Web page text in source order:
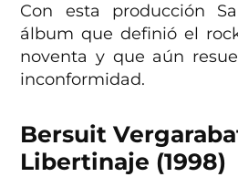
Con esta producción
álbum que definió el
noventa y que aún
inconformidad.
Bersuit
Libertinaje (1998)